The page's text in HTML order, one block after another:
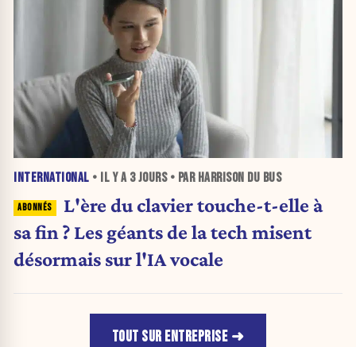
INTERNATIONAL • IL Y A 3 JOURS• PAR HARRISON DU BUS
L'ère du clavier touche-t-elle à
sa fin ? Les géants de la tech misent
désormais sur l'IA vocale
TOUT SUR ENTREPRISE